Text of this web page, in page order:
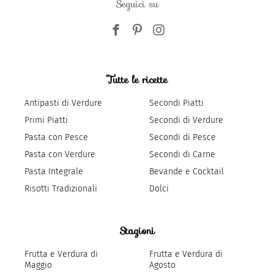
Seguici su
Tutte le ricette
Antipasti di Verdure
Primi Piatti
Pasta con Pesce
Pasta con Verdure
Pasta Integrale
Risotti Tradizionali
Secondi Piatti
Secondi di Verdure
Secondi di Pesce
Secondi di Carne
Bevande e Cocktail
Dolci
Stagioni
Frutta e Verdura di
Maggio
Frutta e Verdura di
Agosto